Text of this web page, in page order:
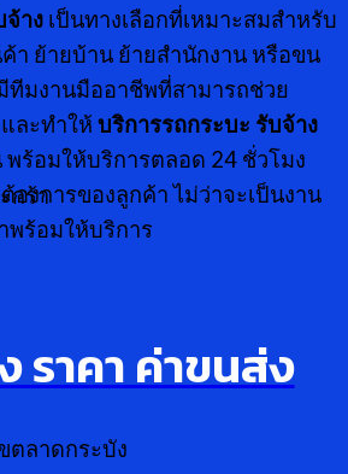
กร้า
จ้าง เป็นทางเลือกที่เหมาะสมสำหรับ
า ย้ายบ้าน ย้ายสำนักงาน หรือขน
ทีมงานมืออาชีพที่สามารถช่วย
ละทำให้ บริการรถกระบะ รับจ้าง
พร้อมให้บริการตลอด 24 ชั่วโมง
องการของลูกค้า ไม่ว่าจะเป็นงาน
พร้อมให้บริการ
ราคา ค่าขนส่ง